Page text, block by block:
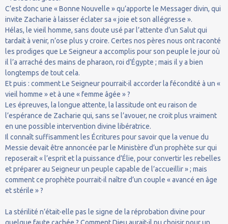
C’est donc une « Bonne Nouvelle » qu’apporte le Messager divin, qui
invite Zacharie à laisser éclater sa « joie et son allégresse ».
Hélas, le vieil homme, sans doute usé par l’attente d’un Salut qui
tardait à venir, n’ose plus y croire. Certes nos pères nous ont raconté
les prodiges que Le Seigneur a accomplis pour son peuple le jour où
il l’a arraché des mains de pharaon, roi d’Égypte ; mais il y a bien
longtemps de tout cela.
Et puis : comment Le Seigneur pourrait-il accorder la fécondité à un «
vieil homme » et à une « femme âgée » ?
Les épreuves, la longue attente, la lassitude ont eu raison de
l’espérance de Zacharie qui, sans se l’avouer, ne croit plus vraiment
en une possible intervention divine libératrice.
Il connaît suffisamment les Écritures pour savoir que la venue du
Messie devait être annoncée par le Ministère d’un prophète sur qui
reposerait « l’esprit et la puissance d’Élie, pour convertir les rebelles
et préparer au Seigneur un peuple capable de l’accueillir » ; mais
comment ce prophète pourrait-il naître d’un couple « avancé en âge
et stérile » ?
La stérilité n’était-elle pas le signe de la réprobation divine pour